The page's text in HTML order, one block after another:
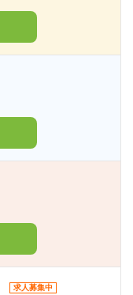
求人募集中